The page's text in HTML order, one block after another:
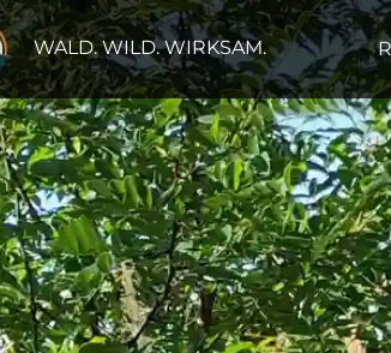
WALD. WILD. WIRKSAM.